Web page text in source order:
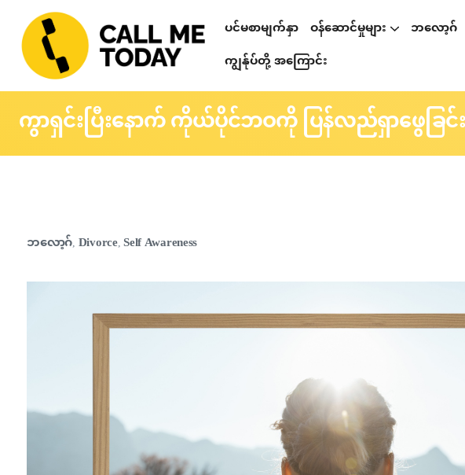
ပင်မစာမျက်နှာ ဝန်ဆောင်မှုများ ဘလော့ဂ်
ကျွန်ုပ်တို့ အကြောင်း
ကွာရှင်းပြီးနောက် ကိုယ်ပိုင်ဘဝကို ပြန်လည်ရှာဖွေခြင်း
ဘလော့ဂ်,Divorce,Self Awareness